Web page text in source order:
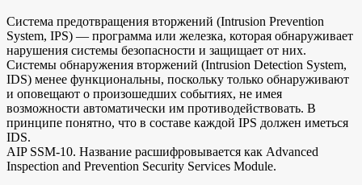
Система предотвращения вторжений (Intrusion Prevention
System, IPS) — программа или железка, которая обнаруживает
нарушения системы безопасности и защищает от них.
Системы обнаружения вторжений (Intrusion Detection System,
IDS) менее функциональны, поскольку только обнаруживают
и оповещают о произошедших событиях, не имея
возможности автоматически им противодействовать. В
принципе понятно, что в составе каждой IPS должен иметься
IDS.
AIP SSM-10. Название расшифровывается как Advanced
Inspection and Prevention Security Services Module.